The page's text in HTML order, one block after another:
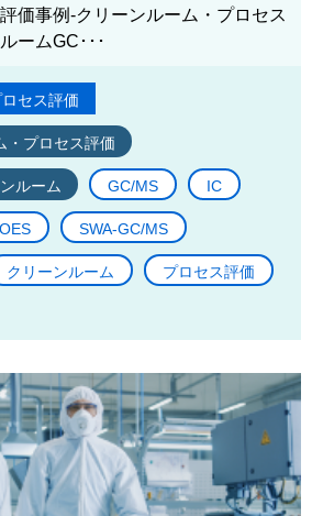
価事例-クリーンルーム・プロセス
ームGC･･･
セス評価
・プロセス評価
ルーム GC/MS IC
SWA-GC/MS
クリーンルーム プロセス評価